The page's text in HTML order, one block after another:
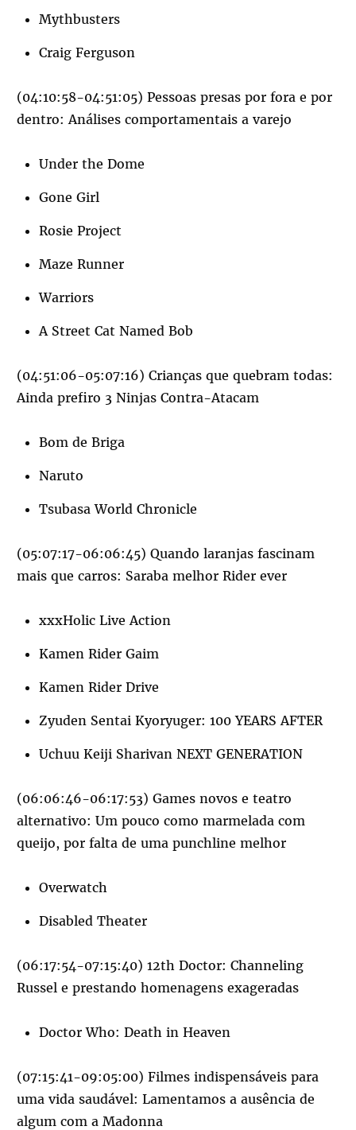
Mythbusters
Craig Ferguson
(04:10:58-04:51:05) Pessoas presas por fora e por
dentro: Análises comportamentais a varejo
Under the Dome
Gone Girl
Rosie Project
Maze Runner
Warriors
A Street Cat Named Bob
(04:51:06-05:07:16) Crianças que quebram todas:
Ainda prefiro 3 Ninjas Contra-Atacam
Bom de Briga
Naruto
Tsubasa World Chronicle
(05:07:17-06:06:45) Quando laranjas fascinam
mais que carros: Saraba melhor Rider ever
xxxHolic Live Action
Kamen Rider Gaim
Kamen Rider Drive
Zyuden Sentai Kyoryuger: 100 YEARS AFTER
Uchuu Keiji Sharivan NEXT GENERATION
(06:06:46-06:17:53) Games novos e teatro
alternativo: Um pouco como marmelada com
queijo, por falta de uma punchline melhor
Overwatch
Disabled Theater
(06:17:54-07:15:40) 12th Doctor: Channeling
Russel e prestando homenagens exageradas
Doctor Who: Death in Heaven
(07:15:41-09:05:00) Filmes indispensáveis para
uma vida saudável: Lamentamos a ausência de
algum com a Madonna